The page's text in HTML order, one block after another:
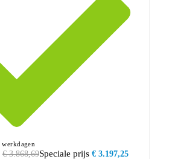
Speciale prijs € 3.197,25
€ 3.868,69